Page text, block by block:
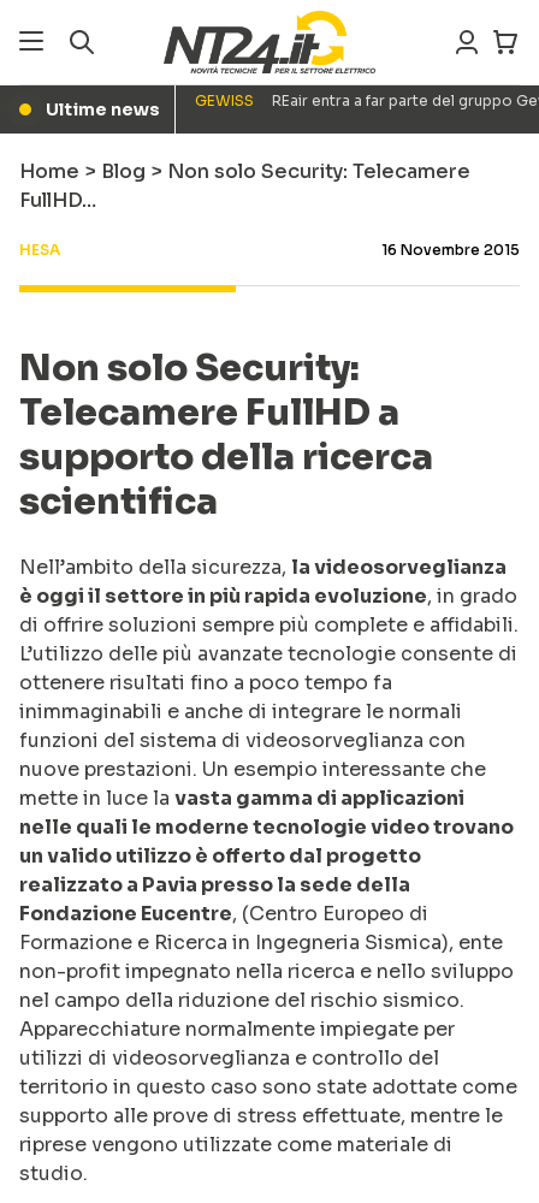
● Ultime news GEWISS REair entra a far parte del gruppo
Home > Blog > Non solo Security: Telecamere
FullHD…
HESA 16 Novembre 2015
Non solo Security:
Telecamere FullHD a
supporto della ricerca
scientifica
Nell’ambito della sicurezza, la videosorveglianza
è oggi il settore in più rapida evoluzione, in grado
di offrire soluzioni sempre più complete e affidabili.
L’utilizzo delle più avanzate tecnologie consente di
ottenere risultati fino a poco tempo fa
inimmaginabili e anche di integrare le normali
funzioni del sistema di videosorveglianza con
nuove prestazioni. Un esempio interessante che
mette in luce la vasta gamma di applicazioni
nelle quali le moderne tecnologie video trovano
un valido utilizzo è offerto dal progetto
realizzato a Pavia presso la sede della
Fondazione Eucentre, (Centro Europeo di
Formazione e Ricerca in Ingegneria Sismica), ente
non-profit impegnato nella ricerca e nello sviluppo
nel campo della riduzione del rischio sismico.
Apparecchiature normalmente impiegate per
utilizzi di videosorveglianza e controllo del
territorio in questo caso sono state adottate come
supporto alle prove di stress effettuate, mentre le
riprese vengono utilizzate come materiale di
studio.